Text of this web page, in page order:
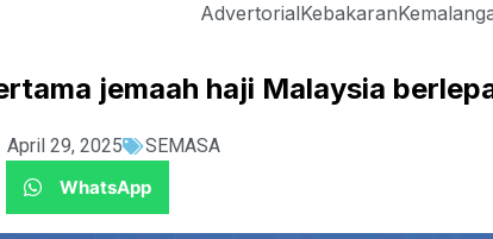
AdvertorialKebakaran
jemaah haji Malaysia
April 29, 2025
SEMASA
WhatsApp